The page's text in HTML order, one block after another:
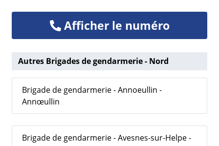
Afficher le numéro
Autres Brigades de gendarmerie - Nord
Brigade de gendarmerie - Annoeullin -
Annœullin
Brigade de gendarmerie - Avesnes-sur-Helpe -